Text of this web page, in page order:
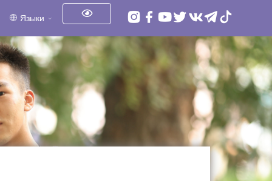
Языки